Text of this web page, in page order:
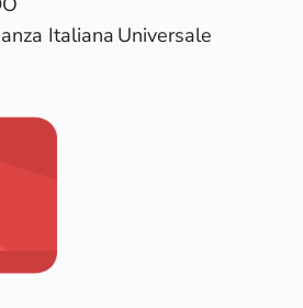
Italiana Universale